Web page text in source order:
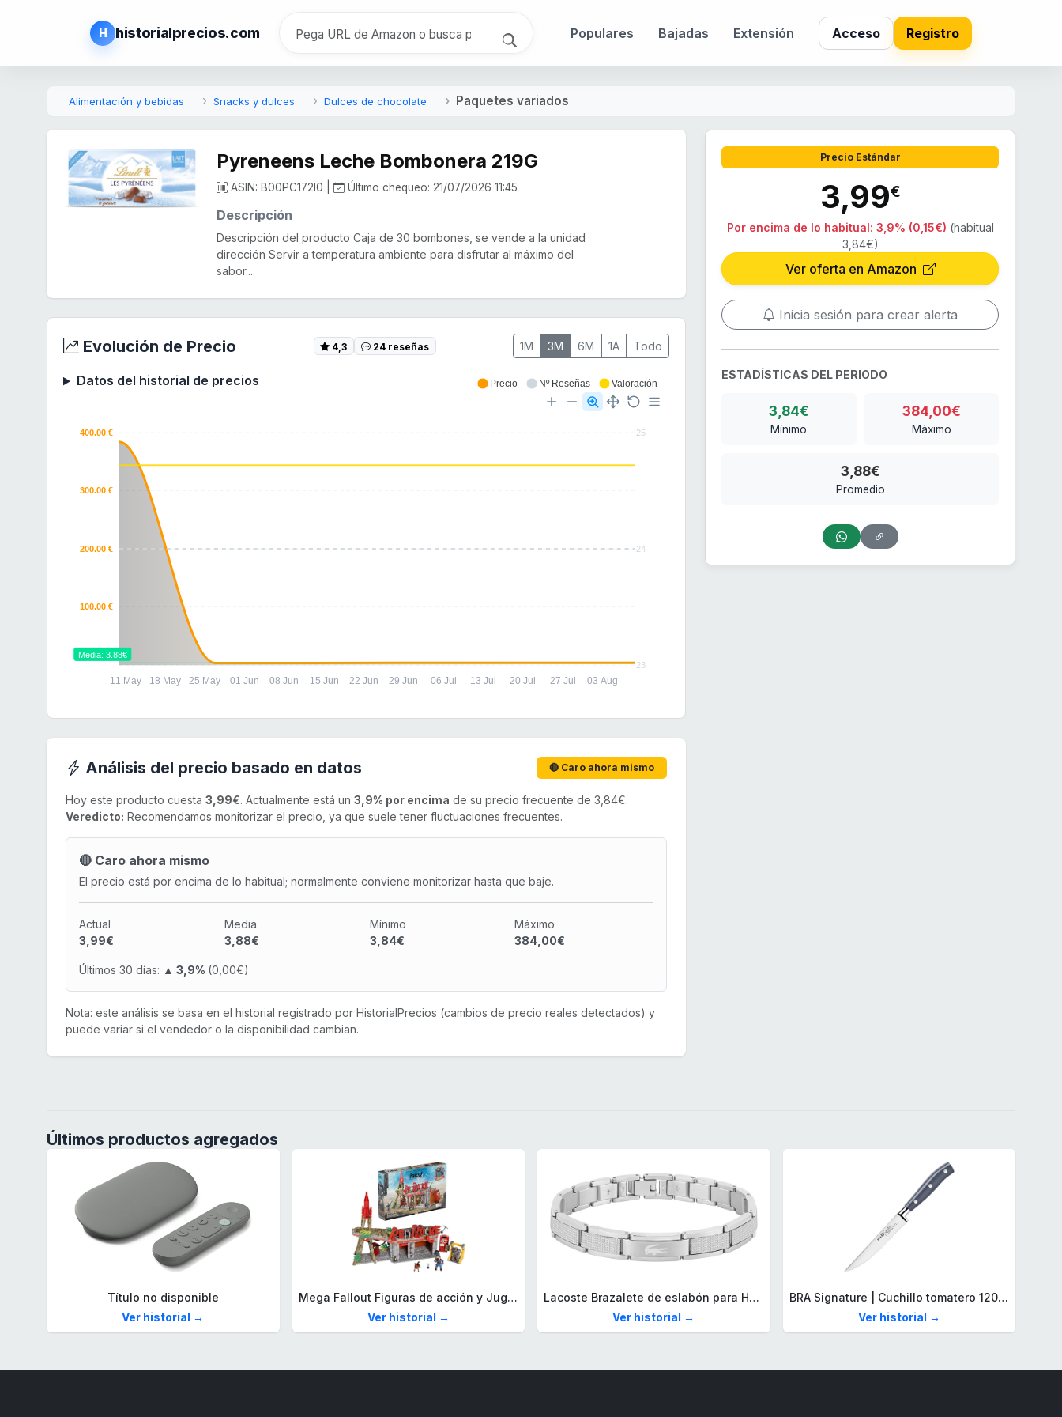
H historialprecios.com Populares Bajadas Extensión Acceso Registro
Alimentación y bebidas Snacks y dulces Dulces de chocolate Paquetes variados
Pyreneens Leche Bombonera 219G
ASIN: B00PC172I0 | Último chequeo: 21/07/2026 11:45
Descripción
Descripción del producto Caja de 30 bombones, se vende a la unidad
dirección Servir a temperatura ambiente para disfrutar al máximo del
sabor....
Evolución de Precio 4,3 24 reseñas 1M 3M 6M 1A Todo
Datos del historial de precios
25
24
23
400.00 €
300.00 €
200.00 €
100.00 €
11 May 18 May 25 May 01 Jun 08 Jun 15 Jun 22 Jun 29 Jun 06 Jul 13 Jul 20 Jul 27 Jul 03 Aug
Media: 3.88€
Precio Nº Reseñas Valoración
Análisis del precio basado en datos 🔴 Caro ahora mismo
Hoy este producto cuesta 3,99€. Actualmente está un 3,9% por encima de su precio frecuente de 3,84€.
Veredicto: Recomendamos monitorizar el precio, ya que suele tener fluctuaciones frecuentes.
🔴 Caro ahora mismo
El precio está por encima de lo habitual; normalmente conviene monitorizar hasta que baje.
Actual
3,99€
Media
3,88€
Mínimo
3,84€
Máximo
384,00€
Últimos 30 días: ▲ 3,9% (0,00€)
Nota: este análisis se basa en el historial registrado por HistorialPrecios (cambios de precio reales detectados) y
puede variar si el vendedor o la disponibilidad cambian.
Precio Estándar
3,99€
Por encima de lo habitual: 3,9% (0,15€) (habitual
3,84€)
Ver oferta en Amazon
Inicia sesión para crear alerta
ESTADÍSTICAS DEL PERIODO
3,84€
Mínimo
384,00€
Máximo
3,88€
Promedio
Últimos productos agregados
Título no disponible
Ver historial →
Mega Fallout Figuras de acción y Juguetes de construcción, Parada de Camiones Red Rocket con 824 Piezas, 2 Personajes articulados y Accesorios, para coleccionistas, HXT00
Ver historial →
Lacoste Brazalete de eslabón para Hombre Colección STENCIL de Acero inoxidable
Ver historial →
BRA Signature | Cuchillo tomatero 120 mm, Acero Inoxidable alemán forjado con Molibdeno Vanadio, Mango Remachado ABS, Diseño Ergonómico, Hoja 1,6 mm espesor
Ver historial →